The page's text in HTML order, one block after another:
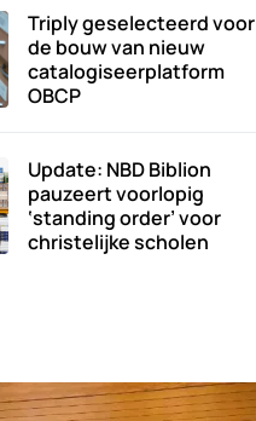
Triply geselecteerd voor
de bouw van nieuw
catalogiseerplatform
OBCP
Update: NBD Biblion
pauzeert voorlopig
‘standing order’ voor
christelijke scholen